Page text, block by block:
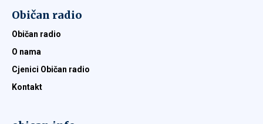
Običan radio
Običan radio
O nama
Cjenici Običan radio
Kontakt